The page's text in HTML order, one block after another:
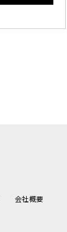
会社概要